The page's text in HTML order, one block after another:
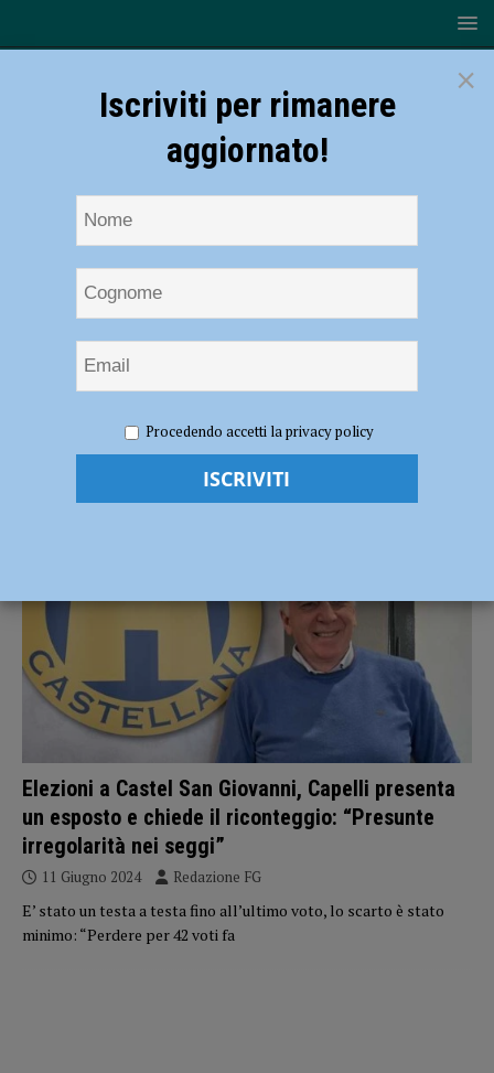
elezioni comunali 2024
Elezioni a Castel San Giovanni, Capelli presenta
un esposto e chiede il riconteggio: “Presunte
irregolarità nei seggi”
11 Giugno 2024 Redazione FG
E’ stato un testa a testa fino all’ultimo voto, lo scarto è stato
minimo: “Perdere per 42 voti fa
×
Iscriviti per rimanere
aggiornato!
Procedendo accetti la privacy policy